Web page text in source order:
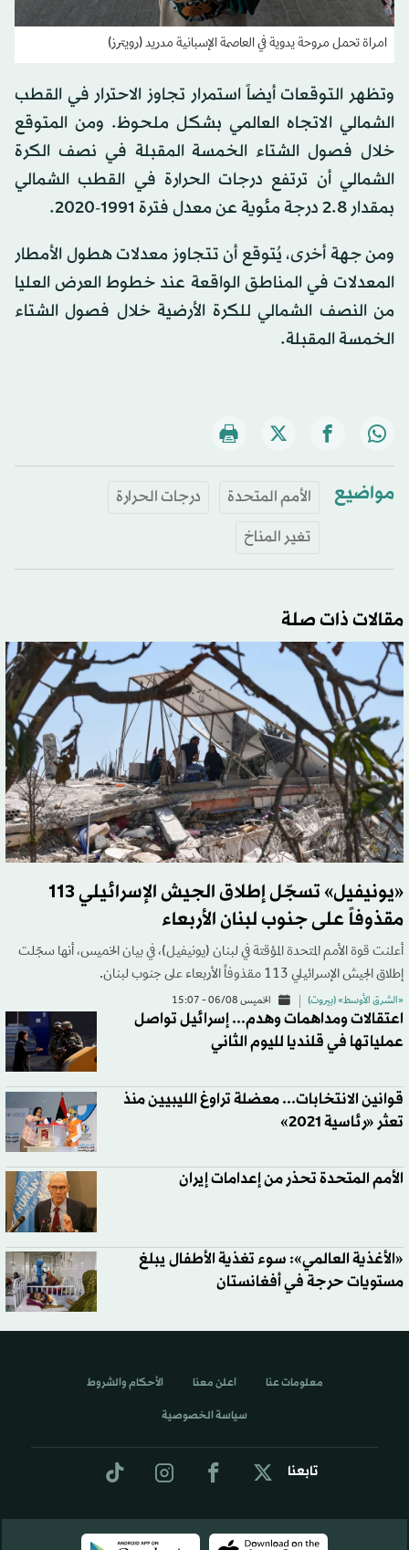
امراة تحمل مروحة يدوية في العاصمة الإسبانية مدريد (رويترز)
وتظهر التوقعات أيضاً استمرار تجاوز الاحترار في القطب
الشمالي الاتجاه العالمي بشكل ملحوظ. ومن المتوقع
خلال فصول الشتاء الخمسة المقبلة في نصف الكرة
الشمالي أن ترتفع درجات الحرارة في القطب الشمالي
بمقدار 2.8 درجة مئوية عن معدل فترة 1991-2020.
ومن جهة أخرى، يُتوقع أن تتجاوز معدلات هطول الأمطار
المعدلات في المناطق الواقعة عند خطوط العرض العليا
من النصف الشمالي للكرة الأرضية خلال فصول الشتاء
الخمسة المقبلة.
مواضيع الأمم المتحدة
درجات الحرارة
تغير المناخ
مقالات ذات صلة
«يونيفيل» تسجّل إطلاق الجيش الإسرائيلي 113
مقذوفاً على جنوب لبنان الأربعاء
أعلنت قوة الأمم المتحدة المؤقتة في لبنان (يونيفيل)، في بيان الخميس، أنها سجّلت
إطلاق الجيش الإسرائيلي 113 مقذوفاً الأربعاء على جنوب لبنان.
«الشرق الأوسط» (بيروت) الخميس 06/08 - 15:07
اعتقالات ومداهمات وهدم... إسرائيل تواصل
عملياتها في قلنديا لليوم الثاني
قوانين الانتخابات... معضلة تراوغ الليبيين منذ
تعثر «رئاسية 2021»
الأمم المتحدة تحذر من إعدامات إيران
«الأغذية العالمي»: سوء تغذية الأطفال يبلغ
مستويات حرجة في أفغانستان
تابعنا
معلومات عنا اعلن معنا الأحكام والشروط
سياسة الخصوصية